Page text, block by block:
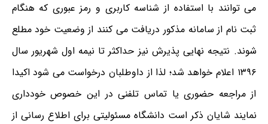
می توانند با استفاده از شناسه کاربری و رمز عبوری که هنگام
ثبت نام از سامانه مذکور دریافت می کنند از وضعیت خود مطلع
شوند. نتیجه نهایی پذیرش نیز حداکثر تا نیمه اول شهریور سال
۱۳۹۶ اعلام خواهد شد؛ لذا از داوطلبان درخواست می شود اکیدا
از مراجعه حضوری یا تماس تلفنی در این خصوص خودداری
نمایند شایان ذکر است دانشگاه مسئولیتی برای اطلاع رسانی از